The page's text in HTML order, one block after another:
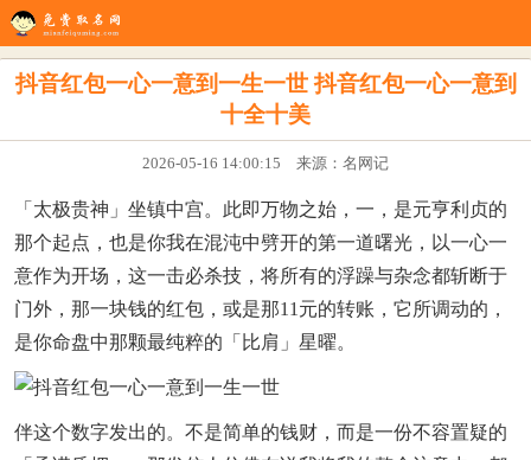
生辰八字 八字配对 在线起名 姓名测试 八字排盘 看风水
抖音红包一心一意到一生一世 抖音红包一心一意到
十全十美
2026-05-16 14:00:15 来源：名网记
「太极贵神」坐镇中宫。此即万物之始，一，是元亨利贞的
那个起点，也是你我在混沌中劈开的第一道曙光，以一心一
意作为开场，这一击必杀技，将所有的浮躁与杂念都斩断于
门外，那一块钱的红包，或是那11元的转账，它所调动的，
是你命盘中那颗最纯粹的「比肩」星曜。
伴这个数字发出的。不是简单的钱财，而是一份不容置疑的